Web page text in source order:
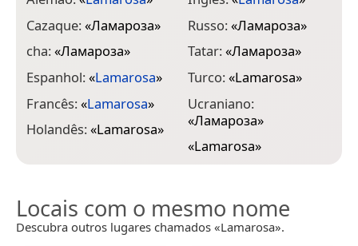
Cazaque:«Ламароза»
cha:«Ламароза»
Espanhol:«Lamarosa»
Francês:«Lamarosa»
Holandês:«Lamarosa»
Russo:«Ламароза»
Tatar:«Ламароза»
Turco:«Lamarosa»
Ucraniano:
«Ламароза»
«Lamarosa»
Locais com o mesmo nome
Descubra outros lugares chamados «Lamarosa».